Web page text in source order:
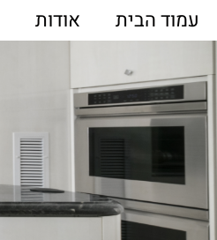
עמוד הבית אודות